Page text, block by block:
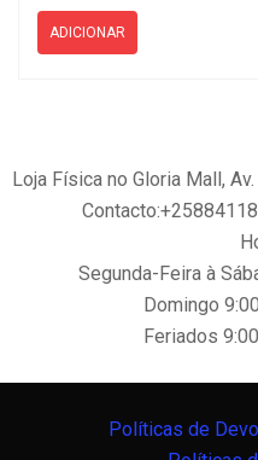
ADICIONAR
Loja Física no Gloria Mall,
Segunda-Feira à
Domingo
Feriados
Políticas de